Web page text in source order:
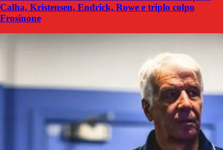
Calha, Kristensen, Endrick, Rowe e triplo colpo
Frosinone